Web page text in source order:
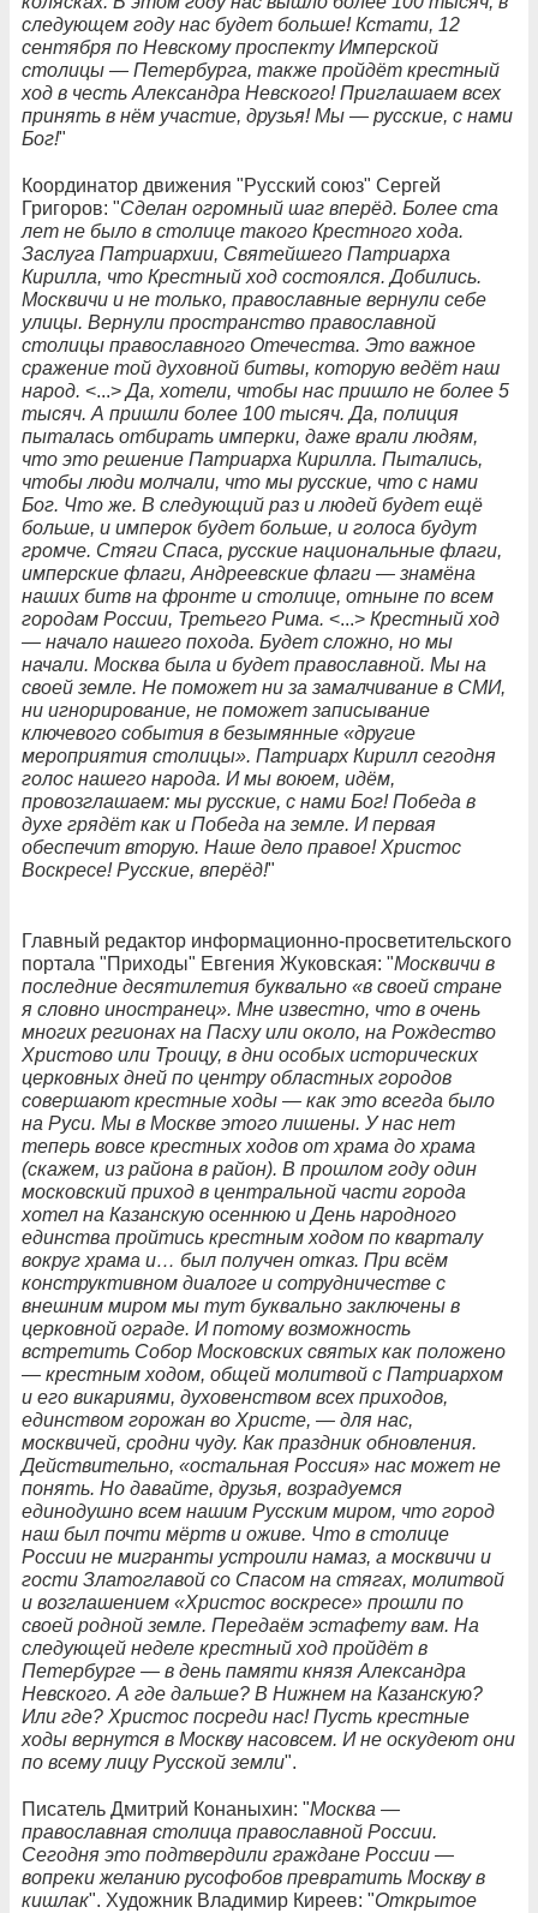
следующем году нас будет больше! Кстати, 12
сентября по Невскому проспекту Имперской
столицы — Петербурга, также пройдёт крестный
ход в честь Александра Невского! Приглашаем всех
принять в нём участие, друзья! Мы — русские, с нами
Бог!"
Координатор движения "Русский союз" Сергей
Григоров: "Сделан огромный шаг вперёд. Более ста
лет не было в столице такого Крестного хода.
Заслуга Патриархии, Святейшего Патриарха
Кирилла, что Крестный ход состоялся. Добились.
Москвичи и не только, православные вернули себе
улицы. Вернули пространство православной
столицы православного Отечества. Это важное
сражение той духовной битвы, которую ведёт наш
народ. <...>Да, хотели, чтобы нас пришло не более 5
тысяч. А пришли более 100 тысяч. Да, полиция
пыталась отбирать имперки, даже врали людям,
что это решение Патриарха Кирилла. Пытались,
чтобы люди молчали, что мы русские, что с нами
Бог. Что же. В следующий раз и людей будет ещё
больше, и имперок будет больше, и голоса будут
громче. Стяги Спаса, русские национальные флаги,
имперские флаги, Андреевские флаги — знамёна
наших битв на фронте и столице, отныне по всем
городам России, Третьего Рима. <...> Крестный ход
— начало нашего похода. Будет сложно, но мы
начали. Москва была и будет православной. Мы на
своей земле. Не поможет ни за замалчивание в СМИ,
ни игнорирование, не поможет записывание
ключевого события в безымянные «другие
мероприятия столицы». Патриарх Кирилл сегодня
голос нашего народа. И мы воюем, идём,
провозглашаем: мы русские, с нами Бог! Победа в
духе грядёт как и Победа на земле. И первая
обеспечит вторую. Наше дело правое! Христос
Воскресе! Русские, вперёд!"
Главный редактор информационно-просветительского
портала "Приходы" Евгения Жуковская: "Москвичи в
последние десятилетия буквально «в своей стране
я словно иностранец». Мне известно, что в очень
многих регионах на Пасху или около, на Рождество
Христово или Троицу, в дни особых исторических
церковных дней по центру областных городов
совершают крестные ходы — как это всегда было
на Руси. Мы в Москве этого лишены. У нас нет
теперь вовсе крестных ходов от храма до храма
(скажем, из района в район). В прошлом году один
московский приход в центральной части города
хотел на Казанскую осеннюю и День народного
единства пройтись крестным ходом по кварталу
вокруг храма и… был получен отказ. При всём
конструктивном диалоге и сотрудничестве с
внешним миром мы тут буквально заключены в
церковной ограде. И потому возможность
встретить Собор Московских святых как положено
— крестным ходом, общей молитвой с Патриархом
и его викариями, духовенством всех приходов,
единством горожан во Христе, — для нас,
москвичей, сродни чуду. Как праздник обновления.
Действительно, «остальная Россия» нас может не
понять. Но давайте, друзья, возрадуемся
единодушно всем нашим Русским миром, что город
наш был почти мёртв и оживе. Что в столице
России не мигранты устроили намаз, а москвичи и
гости Златоглавой со Спасом на стягах, молитвой
и возглашением «Христос воскресе» прошли по
своей родной земле. Передаём эстафету вам. На
следующей неделе крестный ход пройдёт в
Петербурге — в день памяти князя Александра
Невского. А где дальше? В Нижнем на Казанскую?
Или где? Христос посреди нас! Пусть крестные
ходы вернутся в Москву насовсем. И не оскудеют они
по всему лицу Русской земли".
Писатель Дмитрий Конаныхин: "Москва —
православная столица православной России.
Сегодня это подтвердили граждане России —
вопреки желанию русофобов превратить Москву в
кишлак". Художник Владимир Киреев: "Открытое